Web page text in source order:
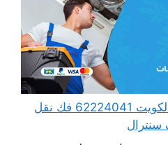
فني تكييف مركزي هندي الكويت 62224041 فك نقل
سنترال